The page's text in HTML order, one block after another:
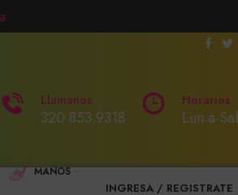
Llamanos
320 853 9318
Horarios
Lun a
MANOS
INGRESA / REGISTRATE